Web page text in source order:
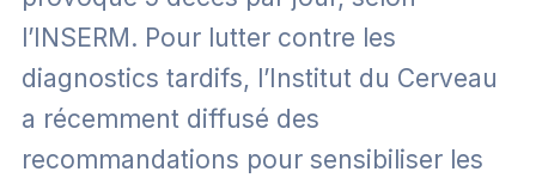
l’INSERM. Pour lutter contre les
diagnostics tardifs, l’Institut du Cerveau
a récemment diffusé des
recommandations pour sensibiliser les